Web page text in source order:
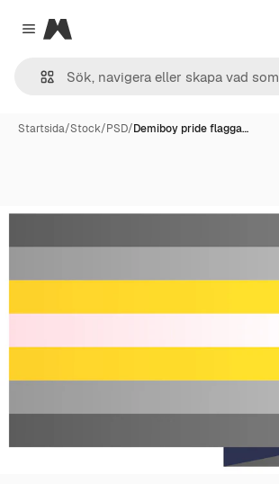
Close menu
Magnific
Startsida/Stock/PSD/Demiboy pride flagga…